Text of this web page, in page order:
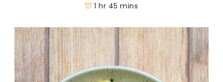
1 hr 45 mins